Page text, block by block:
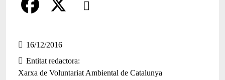
a
c
16/12/2016
Entitat redactora
Xarxa de Voluntariat Ambiental de Catalunya